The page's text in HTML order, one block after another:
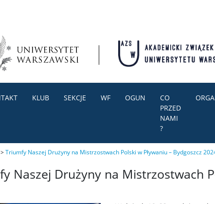
KLUB SEKCJE WF OGUN
CO
PRZED
NAMI
?
>Triumfy Naszej Drużyny na Mistrzostwach Polski w Pływaniu – Bydgoszcz
Naszej Drużyny na Mistrzostwach